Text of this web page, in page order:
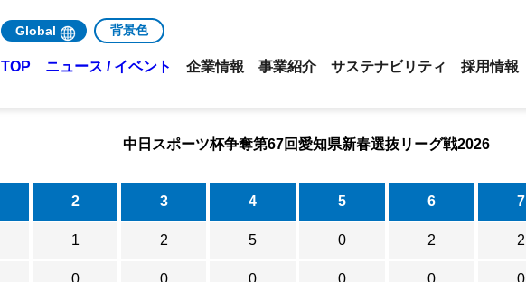
Global 背景色
TOP ニュース / イベント 企業情報 事業紹介 サステナビリティ 採用情報
中日スポーツ杯争奪第67回愛知県新春選抜リーグ戦2026
2 3 4 5 6 7
1 2 5 0 2 2
0 0 0 0 0 0